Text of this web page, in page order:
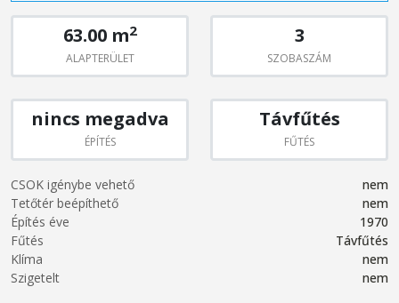
63.00 m2
ALAPTERÜLET
3
SZOBASZÁM
nincs megadva
ÉPÍTÉS
Távfűtés
FŰTÉS
CSOK igénybe vehető
nem
Tetőtér beépíthető
nem
Építés éve
1970
Fűtés
Távfűtés
Klíma
nem
Szigetelt
nem